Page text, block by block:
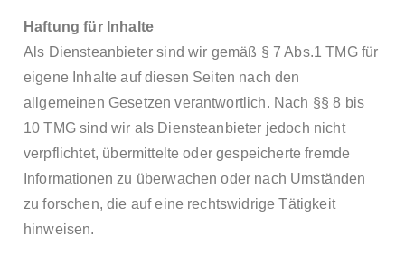
Haftung für Inhalte
Als Diensteanbieter sind wir gemäß § 7 Abs.1 TMG für
eigene Inhalte auf diesen Seiten nach den
allgemeinen Gesetzen verantwortlich. Nach §§ 8 bis
10 TMG sind wir als Diensteanbieter jedoch nicht
verpflichtet, übermittelte oder gespeicherte fremde
Informationen zu überwachen oder nach Umständen
zu forschen, die auf eine rechtswidrige Tätigkeit
hinweisen.